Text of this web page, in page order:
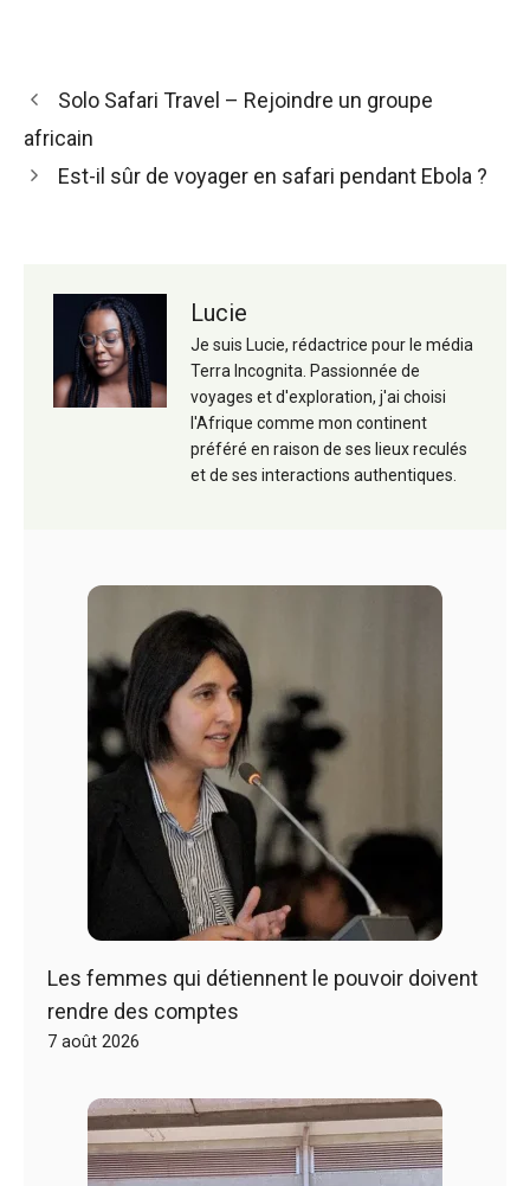
Navigation
des
Solo Safari Travel – Rejoindre un groupe
africain
Est-il sûr de voyager en safari pendant Ebola ?
Lucie
Je suis Lucie, rédactrice pour le média
Terra Incognita. Passionnée de
voyages et d'exploration, j'ai choisi
l'Afrique comme mon continent
préféré en raison de ses lieux reculés
et de ses interactions authentiques.
Les femmes qui détiennent le pouvoir doivent
rendre des comptes
7 août 2026